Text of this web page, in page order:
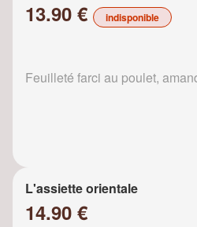
13.90 € indisponible
Feuilleté farci au poulet,
L'assiette orientale
14.90 €